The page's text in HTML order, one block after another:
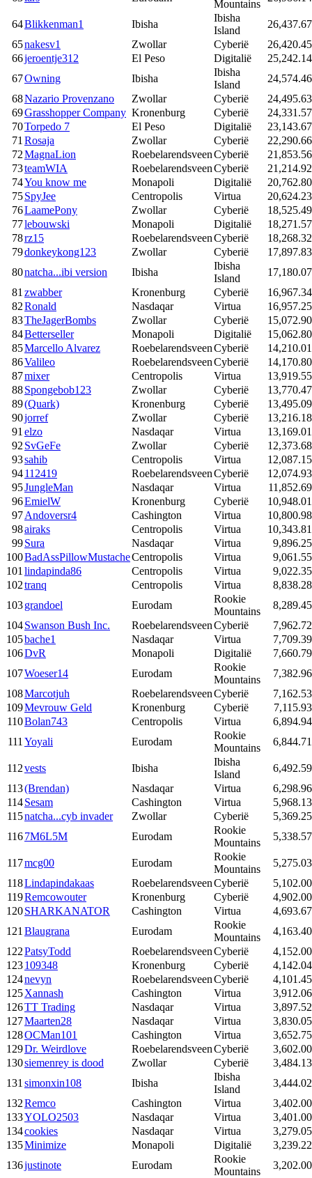
Mountains
64Blikkenman1 Ibisha
Ibisha
Island
26,437.67
65nakesv1 Zwollar Cyberië
26,420.45
66jeroentje312 El Peso Digitalië
25,242.14
67Owning Ibisha
Ibisha
Island
24,574.46
68Nazario Provenzano Zwollar Cyberië
24,495.63
69Grasshopper Company Kronenburg Cyberië
24,331.57
70Torpedo 7 El Peso Digitalië
23,143.67
71 Rosaja Zwollar Cyberië
22,290.66
72MagnaLion RoebelarendsveenCyberië
21,853.56
73teamWIA RoebelarendsveenCyberië
21,214.92
74You know me Monapoli Digitalië
20,762.80
75SpyJee Centropolis Virtua
20,624.23
76LaamePony Zwollar Cyberië
18,525.49
77lebouwski Monapoli Digitalië
18,271.57
78rz15 RoebelarendsveenCyberië
18,268.32
79donkeykong123 Zwollar Cyberië
17,897.83
80natcha...ibi version Ibisha
Ibisha
Island
17,180.07
81 zwabber Kronenburg Cyberië
16,967.34
82Ronald Nasdaqar Virtua
16,957.25
83TheJagerBombs Zwollar Cyberië
15,072.90
84Betterseller Monapoli Digitalië
15,062.80
85Marcello Alvarez RoebelarendsveenCyberië
14,210.01
86Valileo RoebelarendsveenCyberië
14,170.80
87mixer Centropolis Virtua
13,919.55
88Spongebob123 Zwollar Cyberië
13,770.47
89(Quark) Kronenburg Cyberië
13,495.09
90jorref Zwollar Cyberië
13,216.18
91 elzo Nasdaqar Virtua
13,169.01
92 SvGeFe Zwollar Cyberië
12,373.68
93sahib Centropolis Virtua
12,087.15
94112419 RoebelarendsveenCyberië
12,074.93
95JungleMan Nasdaqar Virtua
11,852.69
96EmielW Kronenburg Cyberië
10,948.01
97Andoversr4 Cashington Virtua
10,800.98
98airaks Centropolis Virtua
10,343.81
99Sura Nasdaqar Virtua
9,896.25
100BadAssPillowMustacheCentropolis Virtua
9,061.55
101 lindapinda86 Centropolis Virtua
9,022.35
102tranq Centropolis Virtua
8,838.28
103grandoel Eurodam
Rookie
Mountains
8,289.45
104Swanson Bush Inc. RoebelarendsveenCyberië
7,962.72
105bache1 Nasdaqar Virtua
7,709.39
106DvR Monapoli Digitalië
7,660.79
107Woeser14 Eurodam
Rookie
Mountains
7,382.96
108Marcotjuh RoebelarendsveenCyberië
7,162.53
109Mevrouw Geld Kronenburg Cyberië
7,115.93
110Bolan743 Centropolis Virtua
6,894.94
111 Yoyali Eurodam
Rookie
Mountains
6,844.71
112vests Ibisha
Ibisha
Island
6,492.59
113(Brendan) Nasdaqar Virtua
6,298.96
114Sesam Cashington Virtua
5,968.13
115natcha...cyb invader Zwollar Cyberië
5,369.25
1167M6L5M Eurodam
Rookie
Mountains
5,338.57
117mcg00 Eurodam
Rookie
Mountains
5,275.03
118Lindapindakaas RoebelarendsveenCyberië
5,102.00
119Remcowouter Kronenburg Cyberië
4,902.00
120SHARKANATOR Cashington Virtua
4,693.67
121 Blaugrana Eurodam
Rookie
Mountains
4,163.40
122PatsyTodd RoebelarendsveenCyberië
4,152.00
123109348 Kronenburg Cyberië
4,142.04
124nevyn RoebelarendsveenCyberië
4,101.45
125Xannash Cashington Virtua
3,912.06
126TT Trading Nasdaqar Virtua
3,897.52
127Maarten28 Nasdaqar Virtua
3,830.05
128OCMan101 Cashington Virtua
3,652.75
129Dr. Weirdlove RoebelarendsveenCyberië
3,602.00
130siemenrey is dood Zwollar Cyberië
3,484.13
131 simonxin108 Ibisha
Ibisha
Island
3,444.02
132Remco Cashington Virtua
3,402.00
133YOLO2503 Nasdaqar Virtua
3,401.00
134cookies Nasdaqar Virtua
3,279.05
135Minimize Monapoli Digitalië
3,239.22
136justinote Eurodam
Rookie
Mountains
3,202.00